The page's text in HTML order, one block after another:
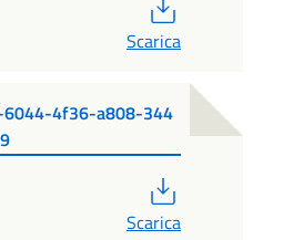
Scarica
6044-4f36-a808-344
Scarica